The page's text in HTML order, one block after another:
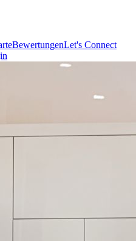
BewertungenLet's Connect